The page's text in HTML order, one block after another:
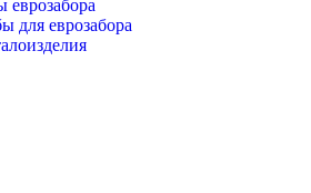
еврозабора
для еврозабора